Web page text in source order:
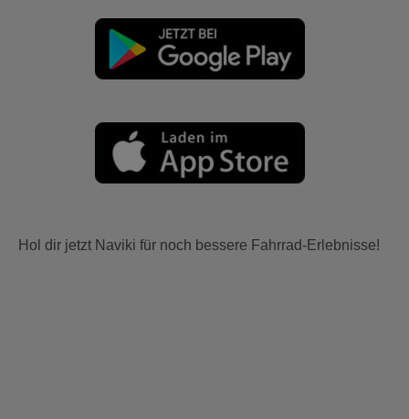
Hol dir jetzt Naviki für noch bessere Fahrrad-Erlebnisse!